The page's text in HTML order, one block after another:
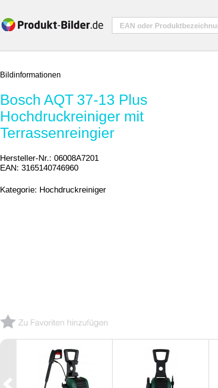
Bildinformationen
Bosch AQT 37-13 Plus
Hochdruckreiniger mit
Terrassenreingier
Hersteller-Nr.: 06008A7201
EAN: 3165140746960
Kategorie: Hochdruckreiniger